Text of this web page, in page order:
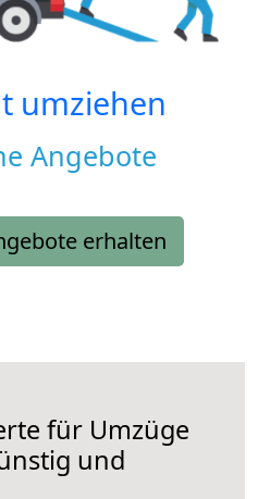
umziehen
Angebote
erhalten
für Umzüge
und